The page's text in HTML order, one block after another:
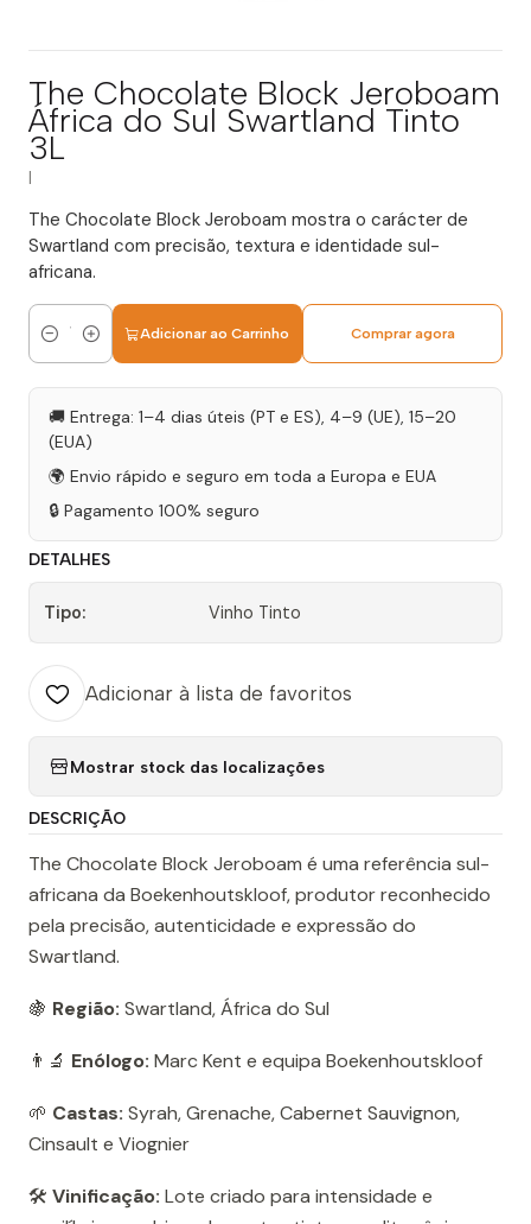
The Chocolate Block Jeroboam
África do Sul Swartland Tinto
3L
The Chocolate Block Jeroboam mostra o carácter de
Swartland com precisão, textura e identidade sul-
africana.
Quantidade
Adicionar ao Carrinho Comprar agora
🚚 Entrega: 1–4 dias úteis (PT e ES), 4–9 (UE), 15–20
(EUA)
🌍 Envio rápido e seguro em toda a Europa e EUA
🔒 Pagamento 100% seguro
DETALHES
Tipo: Vinho Tinto
Adicionar à lista de favoritos
Mostrar stock das localizações
DESCRIÇÃO
The Chocolate Block Jeroboam é uma referência sul-
africana da Boekenhoutskloof, produtor reconhecido
pela precisão, autenticidade e expressão do
Swartland.
🍇 Região: Swartland, África do Sul
👨‍🔬 Enólogo: Marc Kent e equipa Boekenhoutskloof
🌱 Castas: Syrah, Grenache, Cabernet Sauvignon,
Cinsault e Viognier
🛠️ Vinificação: Lote criado para intensidade e